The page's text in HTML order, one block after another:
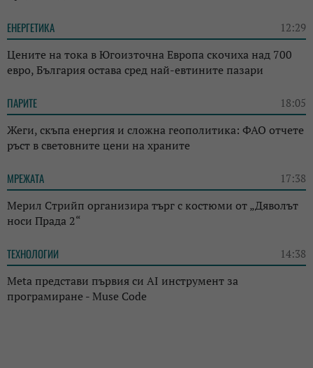
ЕНЕРГЕТИКА 12:29
Цените на тока в Югоизточна Европа скочиха над 700
евро, България остава сред най-евтините пазари
ПАРИТЕ 18:05
Жеги, скъпа енергия и сложна геополитика: ФАО отчете
ръст в световните цени на храните
МРЕЖАТА 17:38
Мерил Стрийп организира търг с костюми от „Дяволът
носи Прада 2“
ТЕХНОЛОГИИ 14:38
Meta представи първия си AI инструмент за
програмиране - Muse Code